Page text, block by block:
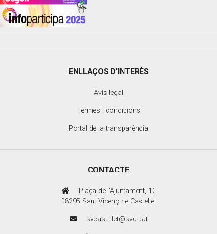
ENLLAÇOS D'INTERÈS
Avís legal
Termes i condicions
Portal de la transparència
CONTACTE
Plaça de l'Ajuntament, 10
08295 Sant Vicenç de Castellet
svcastellet@svc.cat